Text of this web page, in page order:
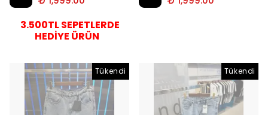
3.500TL SEPETLERDE
HEDİYE ÜRÜN
Tükendi Tükendi